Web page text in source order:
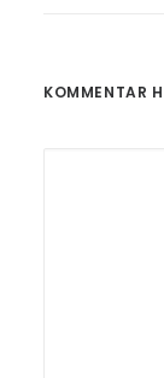
KOMMENTAR